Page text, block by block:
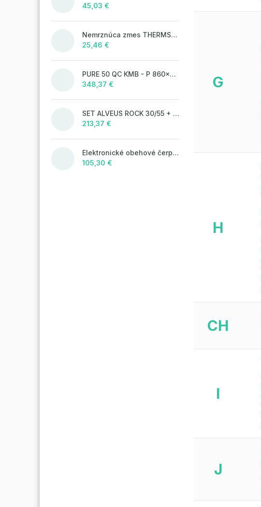
45,03 €
Nemrznúca zmes THERMSOL EKO
25,46 €
PURE 50 QC KMB - P 860x525 mm F_ jedn.sifon
348,37 €
SET ALVEUS ROCK 30/55 + BATERIE TONIA 55
213,37 €
Elektronické obehové čerpadlo NOVA 25-60/130 úsporné na kúrenie
105,30 €
G
H
CH
I
J